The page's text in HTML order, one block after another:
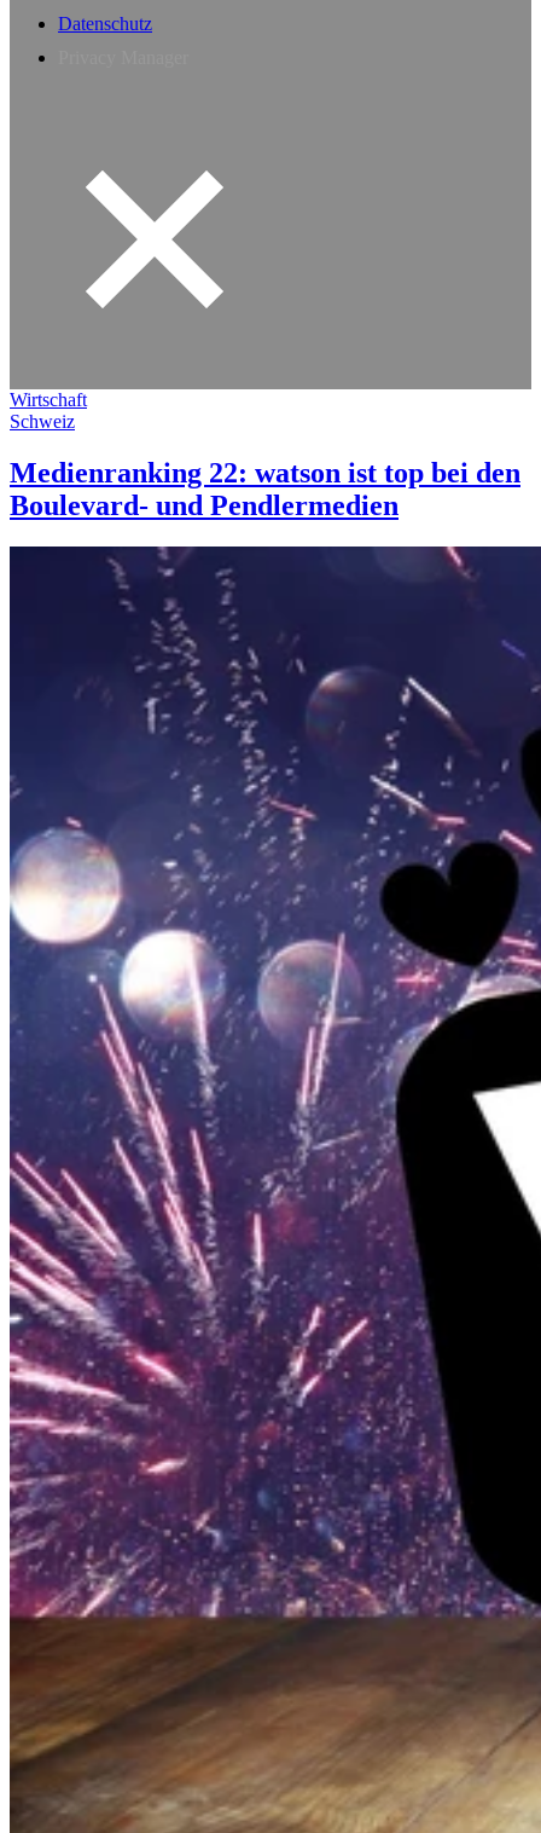
Datenschutz
Wirtschaft
Schweiz
Medienranking 22: watson ist top bei den
Boulevard- und Pendlermedien